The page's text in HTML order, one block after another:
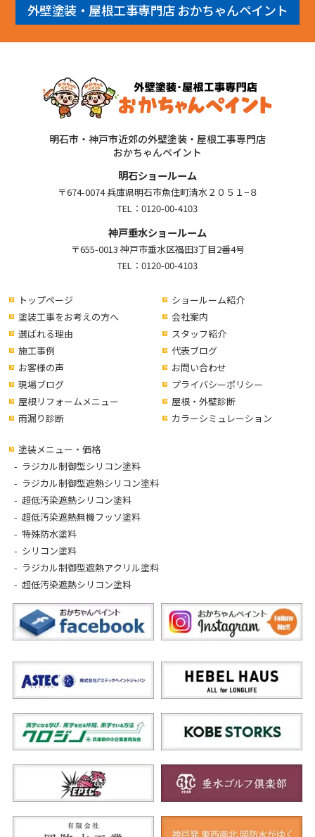
外壁塗装・屋根工事専門店 おかちゃんペイント
明石市・神戸市近郊の外壁塗装・屋根工事専門店
おかちゃんペイント
明石ショールーム
〒674-0074 兵庫県明石市魚住町清水２０５１−８
TEL： 0120-00-4103
神戸垂水ショールーム
〒655-0013 神戸市垂水区福田3丁目2番4号
TEL： 0120-00-4103
トップページ
塗装工事をお考えの方へ
選ばれる理由
ショールーム紹介
会社案内
スタッフ紹介
施工事例
お客様の声
現場ブログ
代表ブログ
お問い合わせ
プライバシーポリシー
屋根リフォームメニュー
雨漏り診断
屋根・外壁診断
カラーシミュレーション
塗装メニュー・価格
ラジカル制御型シリコン塗料
ラジカル制御型遮熱シリコン塗料
超低汚染遮熱シリコン塗料
超低汚染遮熱無機フッソ塗料
特殊防水塗料
シリコン塗料
ラジカル制御型遮熱アクリル塗料
超低汚染遮熱シリコン塗料